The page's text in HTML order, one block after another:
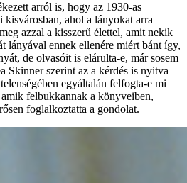
arról is, hogy az 1930-as
kisvárosban, ahol a lányokat arra
azzal a kisszerű élettel, amit nekik
lányával ennek ellenére miért bánt így,
de olvasóit is elárulta-e, már sosem
Skinner szerint az a kérdés is nyitva
egyáltalán felfogta-e mi
felbukkannak a könyveiben,
foglalkoztatta a gondolat.